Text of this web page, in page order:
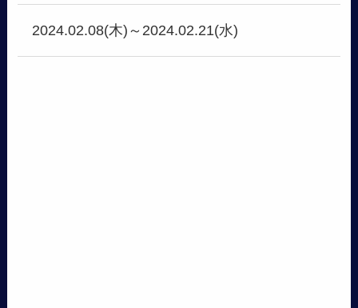
2024.02.08(木)～2024.02.21(水)